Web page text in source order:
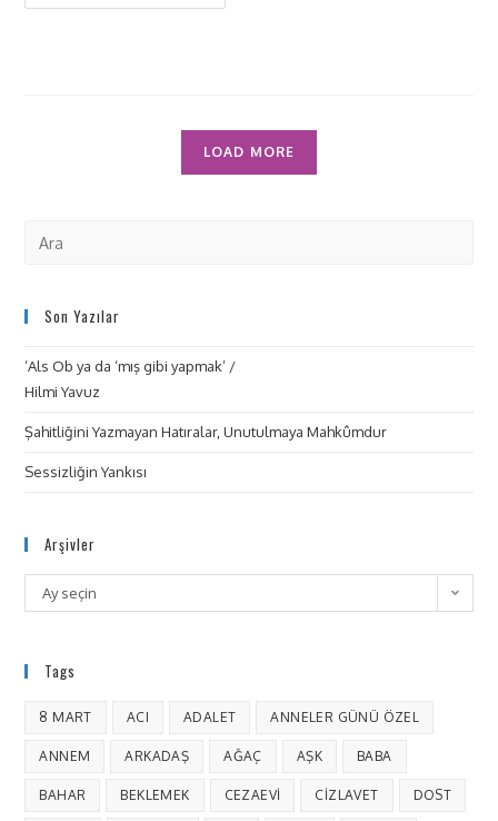
LOAD MORE
Son Yazılar
‘Als Ob ya da ‘mış gibi yapmak’ /
Hilmi Yavuz
Şahitliğini Yazmayan Hatıralar, Unutulmaya Mahkûmdur
Sessizliğin Yankısı
Arşivler
Ay seçin
Tags
8 MART ACI ADALET ANNELER GÜNÜ ÖZEL
ANNEM ARKADAŞ AĞAÇ AŞK BABA
BAHAR BEKLEMEK CEZAEVI CIZLAVET DOST